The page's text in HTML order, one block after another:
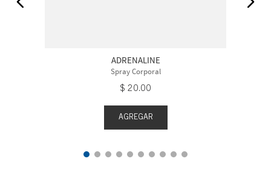
ADRENALINE
Spray Corporal
$ 20.00
AGREGAR